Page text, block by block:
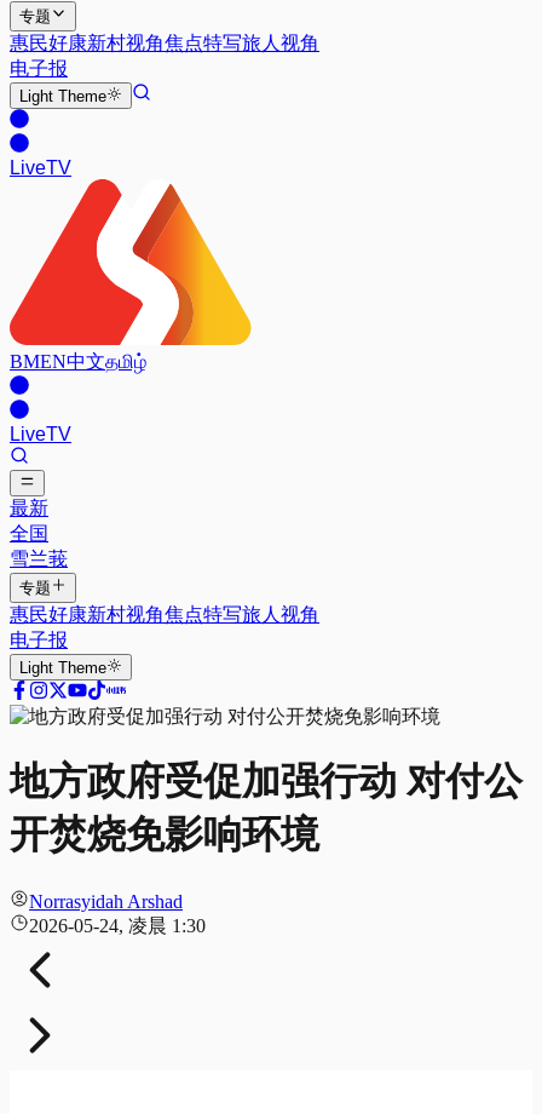
专题
惠民好康新村视角焦点特写旅人视角
电子报
Light Theme
LiveTV
BMEN中文தமிழ்
LiveTV
最新
全国
雪兰莪
专题
惠民好康新村视角焦点特写旅人视角
电子报
Light Theme
地方政府受促加强行动 对付公
开焚烧免影响环境
Norrasyidah Arshad
2026-05-24, 凌晨 1:30